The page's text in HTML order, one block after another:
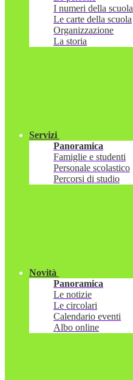
I numeri della scuola
Le carte della scuola
Organizzazione
La storia
Servizi
Panoramica
Famiglie e studenti
Personale scolastico
Percorsi di studio
Novità
Panoramica
Le notizie
Le circolari
Calendario eventi
Albo online